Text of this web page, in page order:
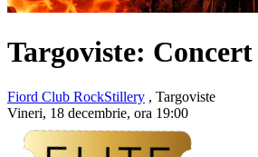
Targoviste: Concert
Fiord Club RockStillery , Targoviste
Vineri, 18 decembrie, ora 19:00